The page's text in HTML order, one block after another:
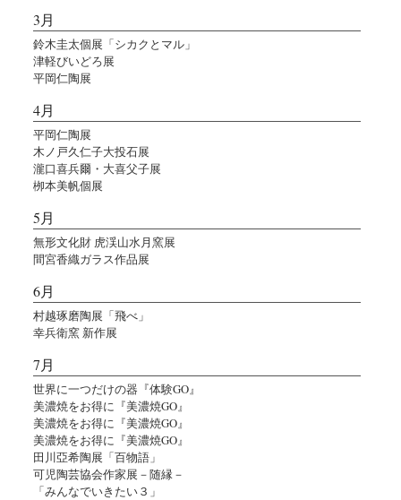
3月
鈴木圭太個展「シカクとマル」
津軽びいどろ展
平岡仁陶展
4月
平岡仁陶展
木ノ戸久仁子大投石展
瀧口喜兵爾・大喜父子展
栁本美帆個展
5月
無形文化財 虎渓山水月窯展
間宮香織ガラス作品展
6月
村越琢磨陶展「飛べ」
幸兵衛窯 新作展
7月
世界に一つだけの器『体験GO』
美濃焼をお得に『美濃焼GO』
美濃焼をお得に『美濃焼GO』
美濃焼をお得に『美濃焼GO』
田川亞希陶展「百物語」
可児陶芸協会作家展－随縁－
「みんなでいきたい３」